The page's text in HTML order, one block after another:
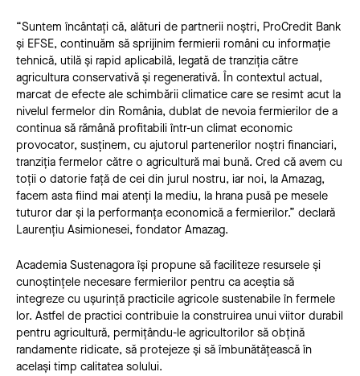
“Suntem încântați că, alături de partnerii noștri, ProCredit Bank
și EFSE, continuăm să sprijinim fermierii români cu informație
tehnică, utilă și rapid aplicabilă, legată de tranziția către
agricultura conservativă și regenerativă. În contextul actual,
marcat de efecte ale schimbării climatice care se resimt acut la
nivelul fermelor din România, dublat de nevoia fermierilor de a
continua să rămână profitabili într-un climat economic
provocator, susținem, cu ajutorul partenerilor noștri financiari,
tranziția fermelor către o agricultură mai bună. Cred că avem cu
toții o datorie față de cei din jurul nostru, iar noi, la Amazag,
facem asta fiind mai atenți la mediu, la hrana pusă pe mesele
tuturor dar și la performanța economică a fermierilor.” declară
Laurențiu Asimionesei, fondator Amazag.
Academia Sustenagora își propune să faciliteze resursele și
cunoștințele necesare fermierilor pentru ca aceștia să
integreze cu ușurință practicile agricole sustenabile în fermele
lor. Astfel de practici contribuie la construirea unui viitor durabil
pentru agricultură, permițându-le agricultorilor să obțină
randamente ridicate, să protejeze și să îmbunătățească în
același timp calitatea solului.